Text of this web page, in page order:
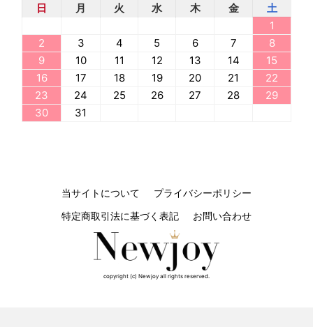
日 月 火 水 木 金
土
1
2
3 4 5 6 7
8
9
10 11 12 13 14
15
16
17 18 19 20 21
22
23
24 25 26 27 28
29
30
31
当サイトについて
プライバシーポリシー
特定商取引法に基づく表記
お問い合わせ
copyright (c) Newjoy all rights reserved.